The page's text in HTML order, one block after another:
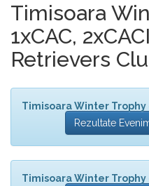
Timisoara
1xCAC,
Retrievers
Timisoara Winter Trophy -
Rezultate
Timisoara Winter Trophy